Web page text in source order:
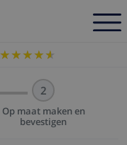
★★★★★
★★★★★
2
Op maat maken en
bevestigen